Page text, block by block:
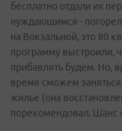
бесплатно отдали их
нуждающимся -
на Вокзальной, это 80
программу выстроили,
прибавлять будем. Но,
время сможем заняться
жилье (она
порекомендовал. Шанс